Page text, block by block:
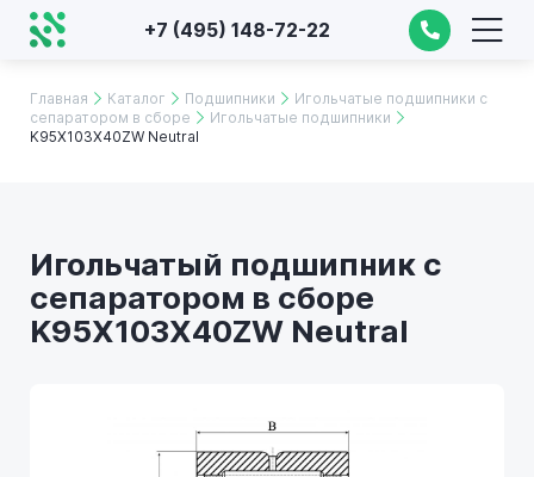
+7 (495) 148-72-22
Главная Каталог Подшипники
Игольчатые подшипники с
сепаратором в сборе
Игольчатые подшипники
K95X103X40ZW Neutral
Игольчатый подшипник с
сепаратором в сборе
K95X103X40ZW Neutral